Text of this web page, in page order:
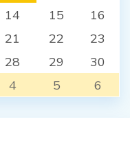
14 15
16
21 22
23
28 29
30
4 5 6